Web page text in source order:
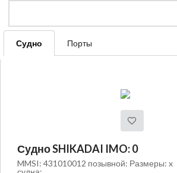
Судно Порты
Судно SHIKADAI IMO: 0
MMSI: 431010012 позывной: Размеры: x